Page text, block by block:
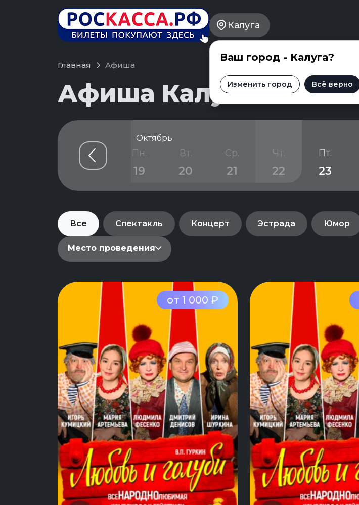
Калуга
Ваш город - Калуга?
Изменить город Всё верно
Главная Афиша
Афиша Калуги на 20
Октябрь
Вс.
18
Пн.
19
Вт.
20
Ср.
21
Чт.
22
Пт.
23
Все Спектакль Концерт Эстрада Юмор
Место проведения
от 1 000 ₽